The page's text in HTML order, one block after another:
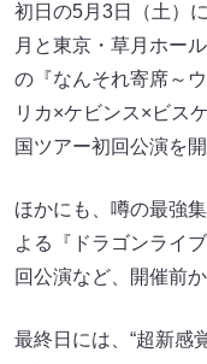
初日の5月3日（土）
月と東京・草月ホー
の『なんそれ寄席～
リカ×ケビンス×ビス
国ツアー初回公演を開
ほかにも、噂の最強
よる『ドラゴンライ
回公演など、開催前
最終日には、“超新感